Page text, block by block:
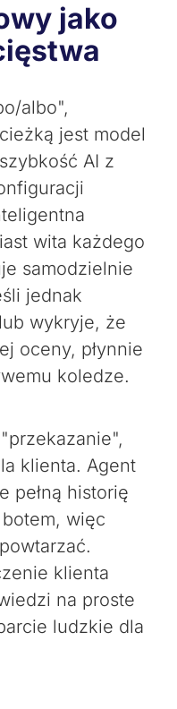
jako
albo",
jest model
AI z
wita każdego
samodzielnie
jednak
wykryje, że
oceny, płynnie
koledze.
klienta. Agent
pełną historię
więc
klienta
na proste
ludzkie dla